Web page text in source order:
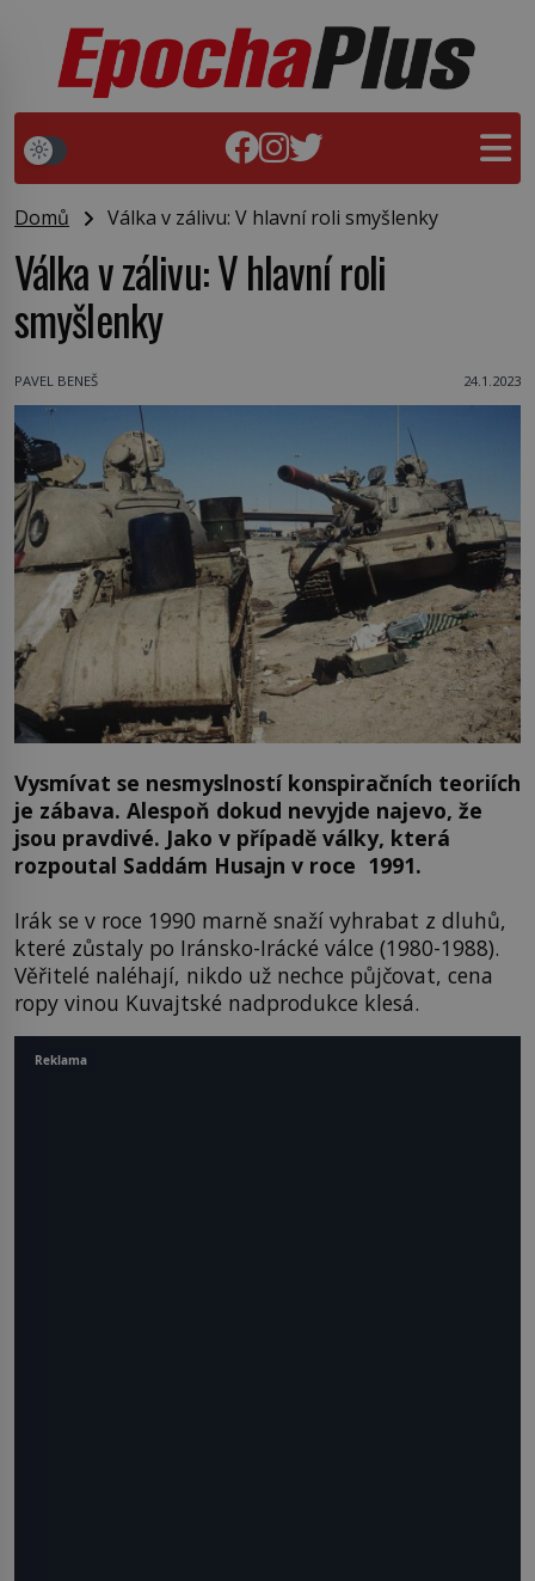
Domů Válka v zálivu: V hlavní roli smyšlenky
Válka v zálivu: V hlavní roli
smyšlenky
PAVEL BENEŠ 24.1.2023
Vysmívat se nesmyslností konspiračních teoriích
je zábava. Alespoň dokud nevyjde najevo, že
jsou pravdivé. Jako v případě války, která
rozpoutal Saddám Husajn v roce 1991.
Irák se v roce 1990 marně snaží vyhrabat z dluhů,
které zůstaly po Iránsko-Irácké válce (1980-1988).
Věřitelé naléhají, nikdo už nechce půjčovat, cena
ropy vinou Kuvajtské nadprodukce klesá.
Reklama